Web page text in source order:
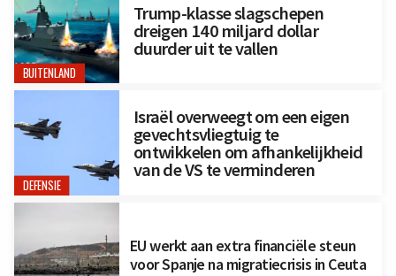
BUITENLAND
Trump-klasse slagschepen
dreigen 140 miljard dollar
duurder uit te vallen
DEFENSIE
Israël overweegt om een eigen
gevechtsvliegtuig te
ontwikkelen om afhankelijkheid
van de VS te verminderen
EU werkt aan extra financiële steun
voor Spanje na migratiecrisis in Ceuta